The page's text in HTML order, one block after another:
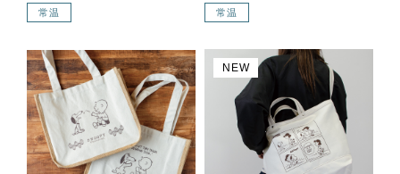
常温 常温
NEW